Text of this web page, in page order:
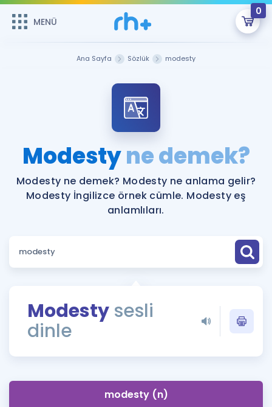
MENÜ
0
Şifremi Hatırlamıyorum
ÜYE DEĞİLİM
Sepetin Şu An Boş.
Remzi Hoca ile seni sınava hazırlayacak onlarca eğitim seni
bekliyor!
MENÜ
Katılımcı Görüşleri
Faydalı Araçlar
Sözlük
Rehberlik Aracı
ÖSYM Sınav Takvimi
Hakkımızda
Ana Sayfa Sözlük modesty
Modestyne demek?
Modesty ne demek? Modesty ne anlama gelir?
Modesty İngilizce örnek cümle. Modesty eş
anlamlıları.
Modesty sesli
dinle
modesty (n)